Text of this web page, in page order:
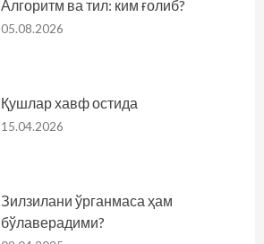
Алгоритм ва тил: ким ғолиб?
05.08.2026
Қушлар хавф остида
15.04.2026
Зилзилани ўрганмаса ҳам
бўлаверадими?